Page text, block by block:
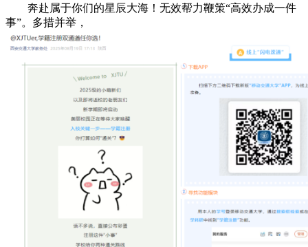
奔赴属于你们的星辰大海！无效帮力鞭策“高效办成一件
事”。多措并举，